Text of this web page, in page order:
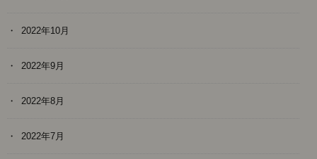
2022年10月
2022年9月
2022年8月
2022年7月